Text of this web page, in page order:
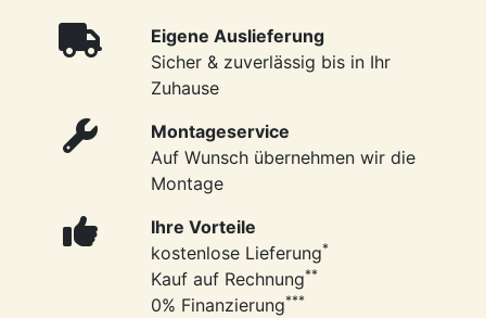
Eigene Auslieferung
Sicher & zuverlässig bis in Ihr
Zuhause
Montageservice
Auf Wunsch übernehmen wir die
Montage
Ihre Vorteile
kostenlose Lieferung*
Kauf auf Rechnung**
0% Finanzierung***